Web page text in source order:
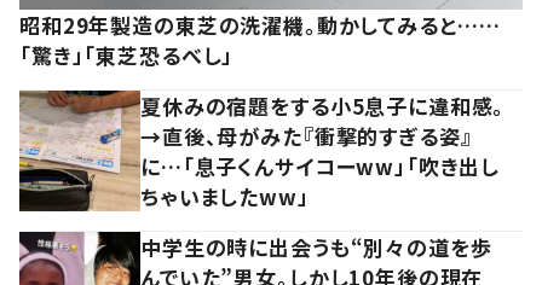
昭和29年製造の東芝の洗濯機。動かしてみると……
「驚き」「東芝恐るべし」
夏休みの宿題をする小5息子に違和感。
→直後、母がみた『衝撃的すぎる姿』
に…「息子くんサイコーww」「吹き出し
ちゃいましたww」
中学生の時に出会うも“別々の道を歩
んでいた”男女。しかし10年後の現在